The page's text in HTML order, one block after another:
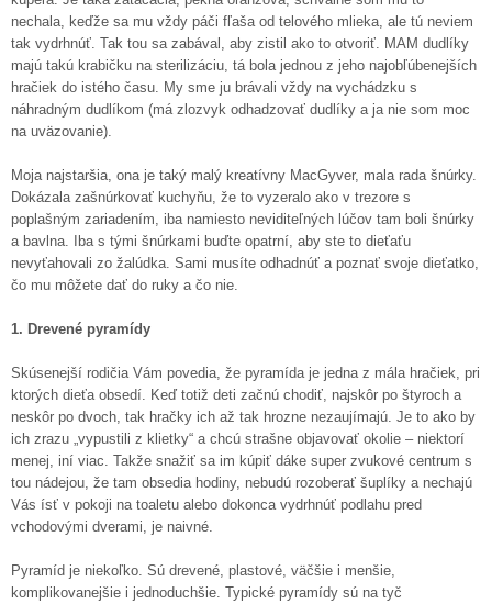
nechala, keďže sa mu vždy páči fľaša od telového mlieka, ale tú neviem
tak vydrhnúť. Tak tou sa zabával, aby zistil ako to otvoriť. MAM dudlíky
majú takú krabičku na sterilizáciu, tá bola jednou z jeho najobľúbenejších
hračiek do istého času. My sme ju brávali vždy na vychádzku s
náhradným dudlíkom (má zlozvyk odhadzovať dudlíky a ja nie som moc
na uväzovanie).
Moja najstaršia, ona je taký malý kreatívny MacGyver, mala rada šnúrky.
Dokázala zašnúrkovať kuchyňu, že to vyzeralo ako v trezore s
poplašným zariadením, iba namiesto neviditeľných lúčov tam boli šnúrky
a bavlna. Iba s tými šnúrkami buďte opatrní, aby ste to dieťaťu
nevyťahovali zo žalúdka. Sami musíte odhadnúť a poznať svoje dieťatko,
čo mu môžete dať do ruky a čo nie.
1. Drevené pyramídy
Skúsenejší rodičia Vám povedia, že pyramída je jedna z mála hračiek, pri
ktorých dieťa obsedí. Keď totiž deti začnú chodiť, najskôr po štyroch a
neskôr po dvoch, tak hračky ich až tak hrozne nezaujímajú. Je to ako by
ich zrazu „vypustili z klietky“ a chcú strašne objavovať okolie – niektorí
menej, iní viac. Takže snažiť sa im kúpiť dáke super zvukové centrum s
tou nádejou, že tam obsedia hodiny, nebudú rozoberať šuplíky a nechajú
Vás ísť v pokoji na toaletu alebo dokonca vydrhnúť podlahu pred
vchodovými dverami, je naivné.
Pyramíd je niekoľko. Sú drevené, plastové, väčšie i menšie,
komplikovanejšie i jednoduchšie. Typické pyramídy sú na tyč